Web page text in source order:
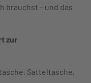
brauchst – und das
zur
Satteltasche,